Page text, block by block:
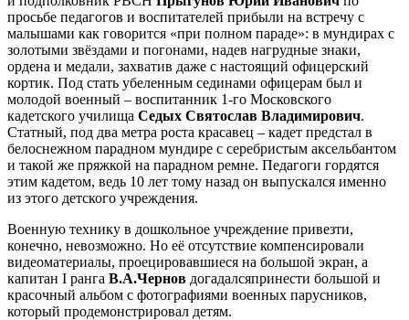
просьбе педагогов и воспитателей прибыли на встречу с
малышами как говорится «при полном параде»: в мундирах с
золотыми звёздами и погонами, надев нагрудные знаки,
ордена и медали, захватив даже с настоящий офицерский
кортик. Под стать убеленным сединами офицерам был и
молодой военный – воспитанник 1-го Московского
кадетского училища Седых Святослав Владимирович.
Статный, под два метра роста красавец – кадет предстал в
белоснежном парадном мундире с серебристым аксельбантом
и такой же пряжкой на парадном ремне. Педагоги гордятся
этим кадетом, ведь 10 лет тому назад он выпускался именно
из этого детского учреждения.
Военную технику в дошкольное учреждение привезти,
конечно, невозможно. Но её отсутствие компенсировали
видеоматериалы, проецировавшиеся на большой экран, а
капитан I ранга В.А.Чернов догадалсяпринести большой и
красочный альбом с фотографиями военных парусников,
который продемонстрировал детям.